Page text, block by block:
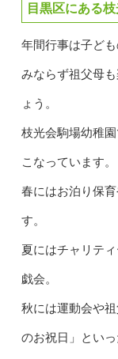
目黒区にある
年間行事は子ど
みならず祖父母
ょう。
枝光会駒場幼稚
こなっています。
春にはお泊り保
す。
夏にはチャリテ
戯会。
秋には運動会や
のお祝日」とい